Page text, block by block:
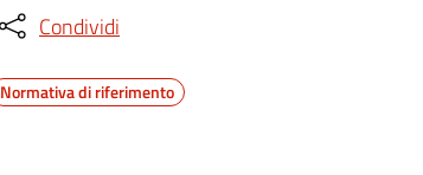
Condividi
Normativa di riferimento